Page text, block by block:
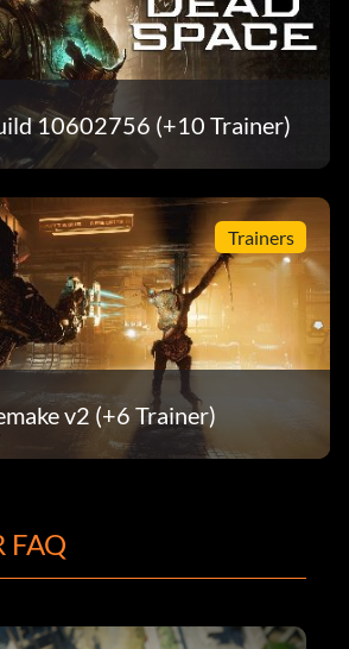
10602756 (+10 Trainer)
Trainers
v2 (+6 Trainer)
FAQ